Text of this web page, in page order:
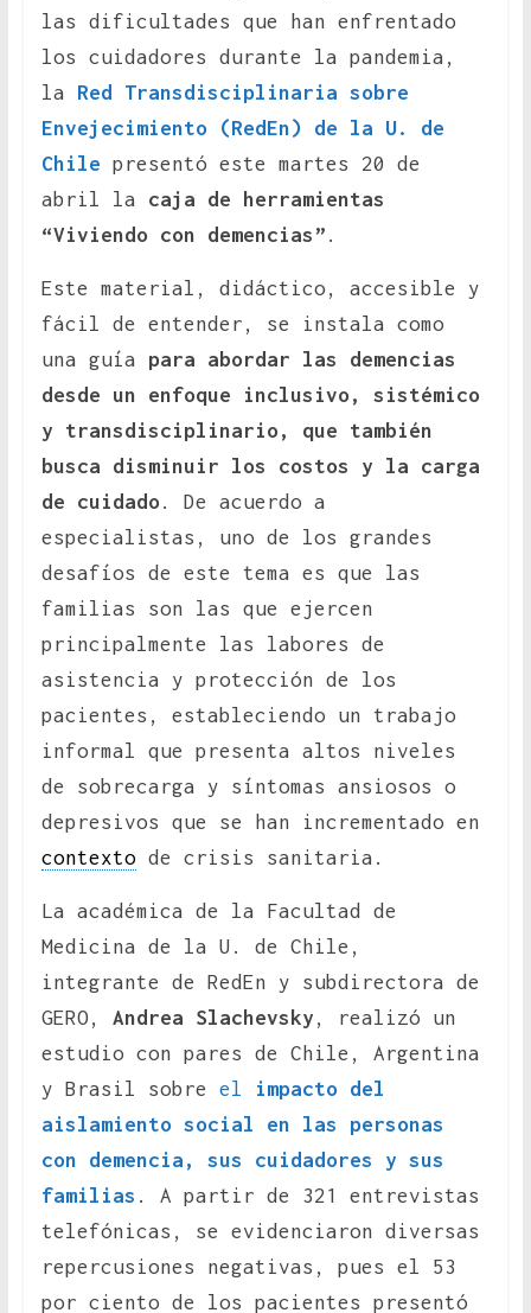
las dificultades que han enfrentado
los cuidadores durante la pandemia,
la Red Transdisciplinaria sobre
Envejecimiento (RedEn) de la U. de
Chile presentó este martes 20 de
abril la caja de herramientas
“Viviendo con demencias” .
Este material, didáctico, accesible y
fácil de entender, se instala como
una guía para abordar las demencias
desde un enfoque inclusivo, sistémico
y transdisciplinario, que también
busca disminuir los costos y la carga
de cuidado . De acuerdo a
especialistas, uno de los grandes
desafíos de este tema es que las
familias son las que ejercen
principalmente las labores de
asistencia y protección de los
pacientes, estableciendo un trabajo
informal que presenta altos niveles
de sobrecarga y síntomas ansiosos o
depresivos que se han incrementado en
contextode crisis sanitaria.
La académica de la Facultad de
Medicina de la U. de Chile,
integrante de RedEn y subdirectora de
GERO,
Andrea Slachevsky , realizó un
estudio con pares de Chile, Argentina
y Brasil sobre el
impacto del
aislamiento social en las personas
con demencia, sus cuidadores y sus
familias . A partir de 321 entrevistas
telefónicas, se evidenciaron diversas
repercusiones negativas, pues el 53
por ciento de los pacientes presentó